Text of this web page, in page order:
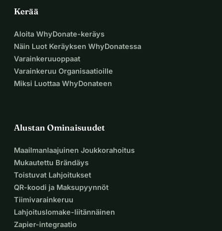
Kerää
Aloita WhyDonate-keräys
Näin Luot Keräyksen WhyDonatessa
Varainkeruuoppaat
Varainkeruu Organisaatioille
Miksi Luottaa WhyDonateen
Alustan Ominaisuudet
Maailmanlaajuinen Joukkorahoitus
Mukautettu Brändäys
Toistuvat Lahjoitukset
QR-koodi ja Maksupyynnöt
Tiimivarainkeruu
Lahjoituslomake-liitännäinen
Zapier-integraatio